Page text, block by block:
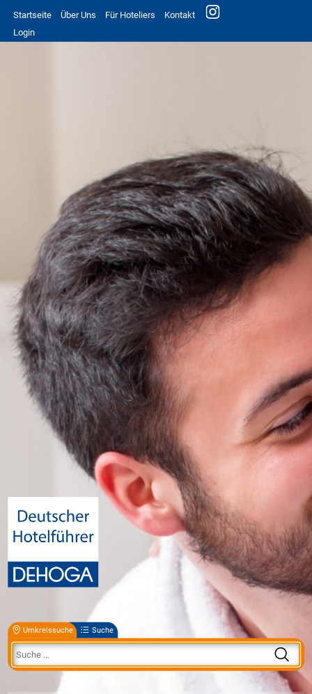
Startseite Über Uns Für Hoteliers
Kontakt
Login
Umkreissuche Suche